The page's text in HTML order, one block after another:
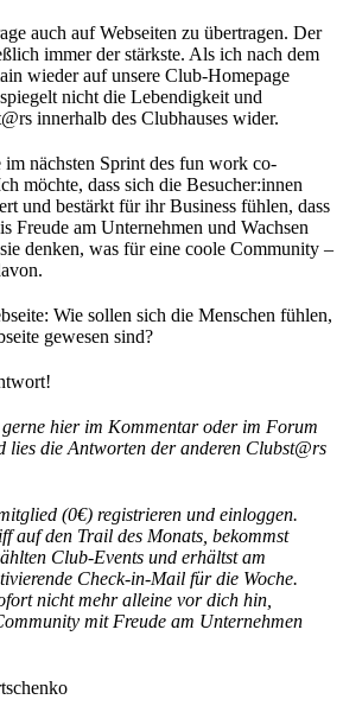
auch auf Webseiten zu übertragen. Der
immer der stärkste. Als ich nach dem
wieder auf unsere Club-Homepage
nicht die Lebendigkeit und
innerhalb des Clubhauses wider.
nächsten Sprint des fun work co-
möchte, dass sich die Besucher:innen
und bestärkt für ihr Business fühlen, dass
Freude am Unternehmen und Wachsen
denken, was für eine coole Community –
Wie sollen sich die Menschen fühlen,
gewesen sind?
hier im Kommentar oder im Forum
lies die Antworten der anderen Clubst@rs
(0€) registrieren und einloggen.
auf den Trail des Monats, bekommst
Club-Events und erhältst am
Check-in-Mail für die Woche.
nicht mehr alleine vor dich hin,
mit Freude am Unternehmen